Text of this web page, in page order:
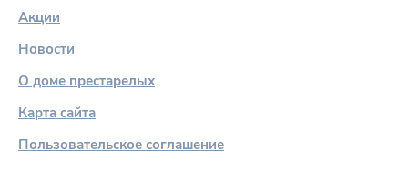
Акции
Новости
О доме престарелых
Карта сайта
Пользовательское соглашение